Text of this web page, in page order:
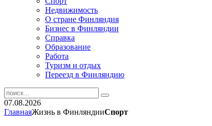
Недвижимость
О стране Финляндия
Бизнес в Финляндии
Справка
Образование
Работа
Туризм и отдых
Переезд в Финляндию
07.08.2026
ГлавнаяЖизнь в ФинляндииСпорт